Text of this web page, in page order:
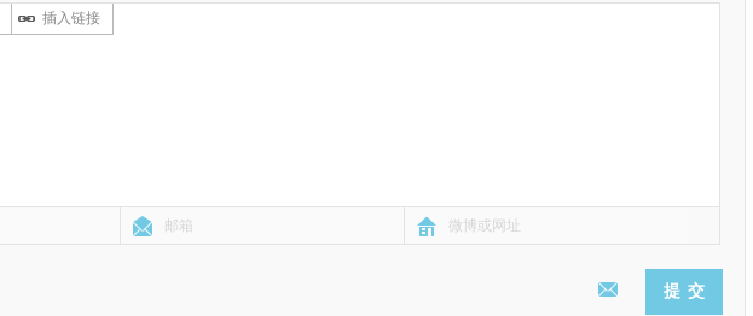
插入链接